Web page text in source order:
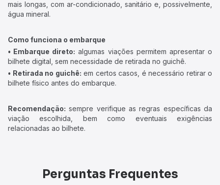
mais longas, com ar-condicionado, sanitário e, possivelmente,
água mineral.
Como funciona o embarque
• Embarque direto: algumas viações permitem apresentar o
bilhete digital, sem necessidade de retirada no guichê.
• Retirada no guichê: em certos casos, é necessário retirar o
bilhete físico antes do embarque.
Recomendação: sempre verifique as regras específicas da
viação escolhida, bem como eventuais exigências
relacionadas ao bilhete.
Perguntas Frequentes